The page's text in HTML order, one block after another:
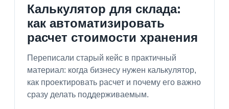
Калькулятор для склада:
как автоматизировать
расчет стоимости хранения
Переписали старый кейс в практичный
материал: когда бизнесу нужен калькулятор,
как проектировать расчет и почему его важно
сразу делать поддерживаемым.